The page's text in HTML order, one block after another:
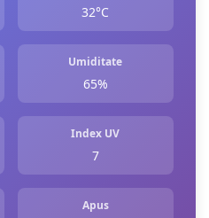
32°C
Umiditate
65%
Index UV
7
Apus